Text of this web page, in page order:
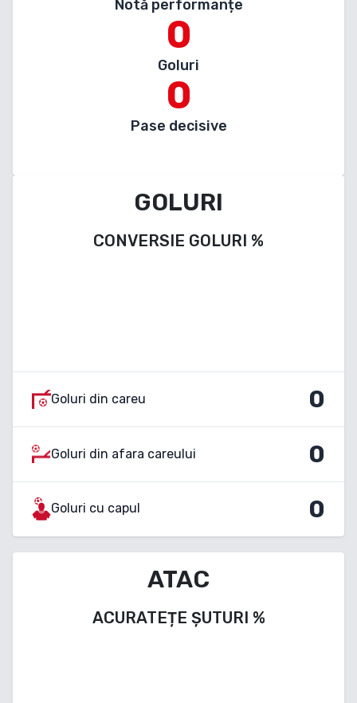
Notă performanțe
0
Goluri
0
Pase decisive
GOLURI
CONVERSIE GOLURI %
Goluri din careu 0
Goluri din afara careului 0
Goluri cu capul 0
ATAC
ACURATEȚE ȘUTURI %